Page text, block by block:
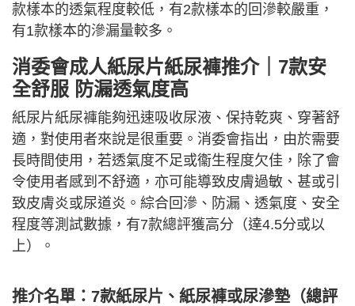
款樣本的透氣程度較低，有2款樣本的回滲較嚴重，
有1款樣本的滲漏量較多。
消委會成人紙尿片紙尿褲推介｜7款安
全舒服 防漏透氣度高
紙尿片紙尿褲能夠迅速吸收尿液、保持乾爽、穿著舒
適，對使用者來說是很重要。消委會指出，由於需要
長時間使用，若透氣度不足或衞生程度欠佳，除了會
令使用者感到不舒適，亦可能導致皮膚過敏、甚或引
致皮膚炎或尿道炎。綜合回滲、防漏、透氣度、安全
程度等測試數據，有7款總評獲高分（達4.5分或以
上）。
推介名單：7款紙尿片、紙尿褲或尿滲墊（總評